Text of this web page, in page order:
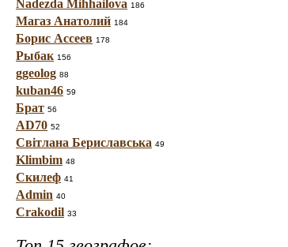
Nadezda Mihhailova 186
Магаз Анатолий 184
Борис Ассеев 178
Рыбак 156
ggeolog 88
kuban46 59
Брат 56
AD70 52
Світлана Бериславська 49
Klimbim 48
Скилеф 41
Admin 40
Crakodil 33